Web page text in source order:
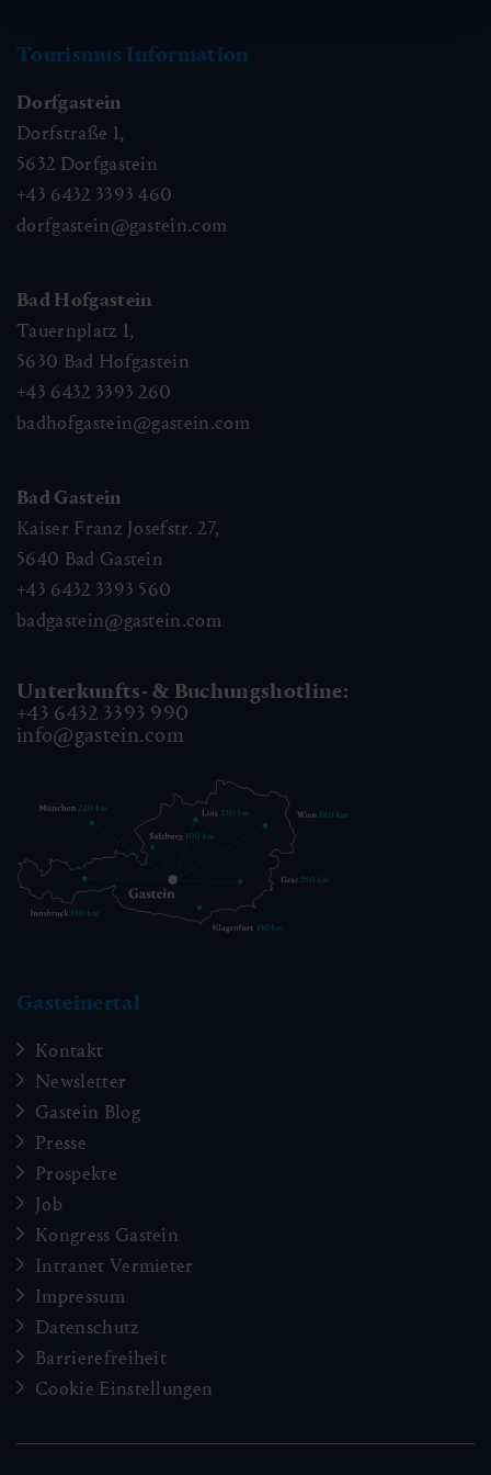
Tourismus Information
Dorfgastein
Dorfstraße 1,
5632 Dorfgastein
+43 6432 3393 460
dorfgastein@gastein.com
Bad Hofgastein
Tauernplatz 1,
5630 Bad Hofgastein
+43 6432 3393 260
badhofgastein@gastein.com
Bad Gastein
Kaiser Franz Josefstr. 27,
5640 Bad Gastein
+43 6432 3393 560
badgastein@gastein.com
Unterkunfts- & Buchungshotline:
+43 6432 3393 990
info@gastein.com
Gasteinertal
Kontakt
Newsletter
Gastein Blog
Presse
Prospekte
Job
Kongress Gastein
Intranet Vermieter
Impressum
Datenschutz
Barrierefreiheit
Cookie Einstellungen